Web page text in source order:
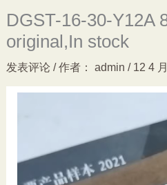
DGST-16-30-Y12A
original,In stock
发表评论 / 作者： admin / 12 4